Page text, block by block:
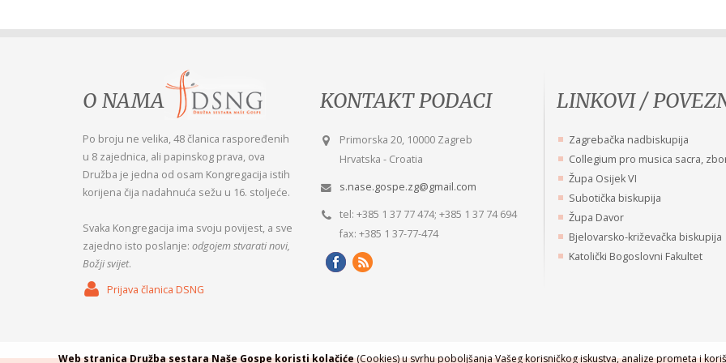
Web stranica Družba sestara Naše Gospe koristi kolačiće(Cookies) u svrhu poboljšanja Vašeg korisničkog iskustva, analize prometa i
O NAMA
Po broju ne velika, 48 članica raspoređenih
u 8 zajednica, ali papinskog prava, ova
Družba je jedna od osam Kongregacija istih
korijena čija nadahnuća sežu u 16. stoljeće.
Svaka Kongregacija ima svoju povijest, a sve
zajedno isto poslanje: odgojem stvarati novi,
Božji svijet.
Prijava članica DSNG
KONTAKT PODACI
Primorska 20, 10000 Zagreb
Hrvatska - Croatia
s.nase.gospe.zg@gmail.com
tel: +385 1 37 77 474; +385 1 37 74 694
fax: +385 1 37-77-474
LINKOVI /
Zagrebačka nadbiskupija
Collegium pro musica sacra,
Župa Osijek VI
Subotička biskupija
Župa Davor
Bjelovarsko-križevačka biskupija
Katolički Bogoslovni Fakultet
Radost je sjećanje na Boga!
Misli Majke Roze Anuncijate Kopunović
Redovnica Naše Gospe imat će
djeci dušu djevice, a srce majke!
Misli sv. Petra Fouriera